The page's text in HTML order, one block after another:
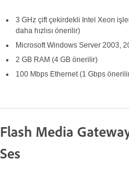
3 GHz çift çekirdekli Intel Xeon
daha hızlısı önerilir)
Microsoft Windows Server 2003,
2 GB RAM (4 GB önerilir)
100 Mbps Ethernet (1 Gbps
Flash Media
Ses